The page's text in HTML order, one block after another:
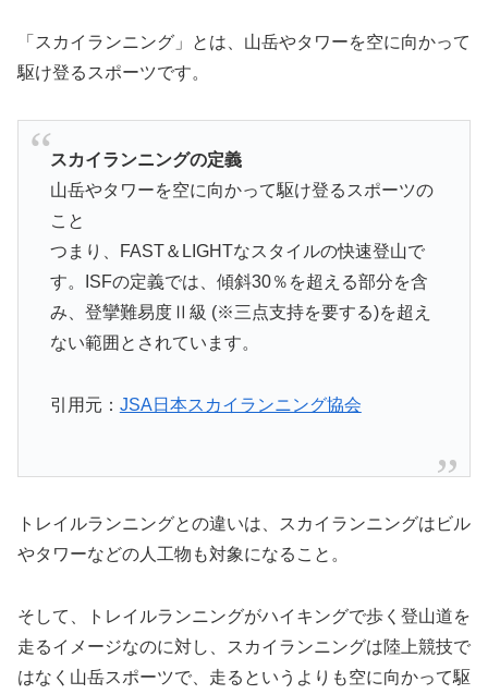
「スカイランニング」とは、山岳やタワーを空に向かって
駆け登るスポーツです。
スカイランニングの定義
山岳やタワーを空に向かって駆け登るスポーツの
こと
つまり、FAST＆LIGHTなスタイルの快速登山で
す。ISFの定義では、傾斜30％を超える部分を含
み、登攣難易度Ⅱ級 (※三点支持を要する)を超え
ない範囲とされています。
引用元： JSA日本スカイランニング協会
トレイルランニングとの違いは、スカイランニングはビル
やタワーなどの人工物も対象になること。
そして、トレイルランニングがハイキングで歩く登山道を
走るイメージなのに対し、スカイランニングは陸上競技で
はなく山岳スポーツで、走るというよりも空に向かって駆